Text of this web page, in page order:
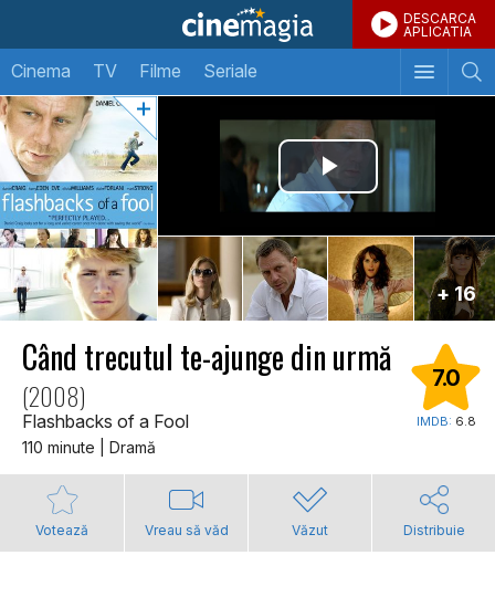
DESCARCA
APLICATIA
Cinema TV Filme Seriale
+ 16
Când trecutul te-ajunge din urmă
(2008)
Flashbacks of a Fool
110 minute | Dramă
7.0
IMDB: 6.8
Votează Vreau să văd Văzut Distribuie